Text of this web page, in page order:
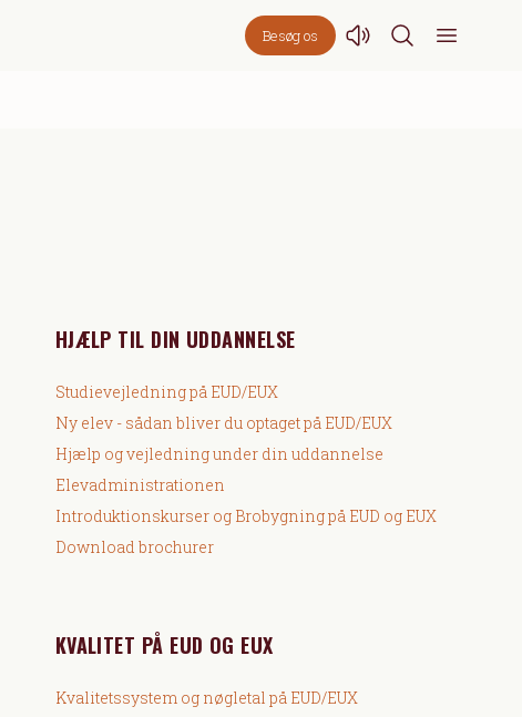
Besøg os
HJÆLP TIL DIN UDDANNELSE
Studievejledning på EUD/EUX
Ny elev - sådan bliver du optaget på EUD/EUX
Hjælp og vejledning under din uddannelse
Elevadministrationen
Introduktionskurser og Brobygning på EUD og EUX
Download brochurer
KVALITET PÅ EUD OG EUX
Kvalitetssystem og nøgletal på EUD/EUX